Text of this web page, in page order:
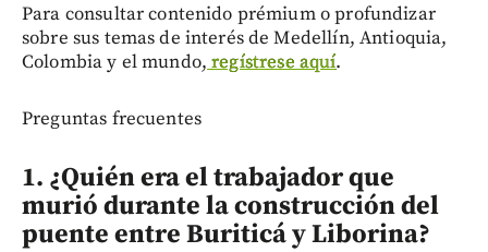
Para consultar contenido prémium o profundizar
sobre sus temas de interés de Medellín, Antioquia,
Colombia y el mundo, regístrese aquí.
Preguntas frecuentes
1. ¿Quién era el trabajador que
murió durante la construcción del
puente entre Buriticá y Liborina?